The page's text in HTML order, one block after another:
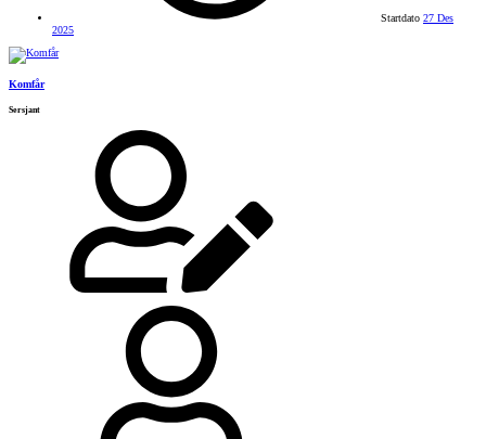
Startdato 27 Des
2025
Komfår
Sersjant